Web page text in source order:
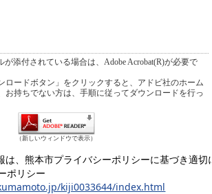
添付されている場合は、Adobe Acrobat(R)が必要で
ードボタン」をクリックすると、アドビ社のホーム
お持ちでない方は、手順に従ってダウンロードを行っ
（新しいウィンドウで表示）
、熊本市プライバシーポリシーに基づき適切
ポリシー
kiji0033644/index.html